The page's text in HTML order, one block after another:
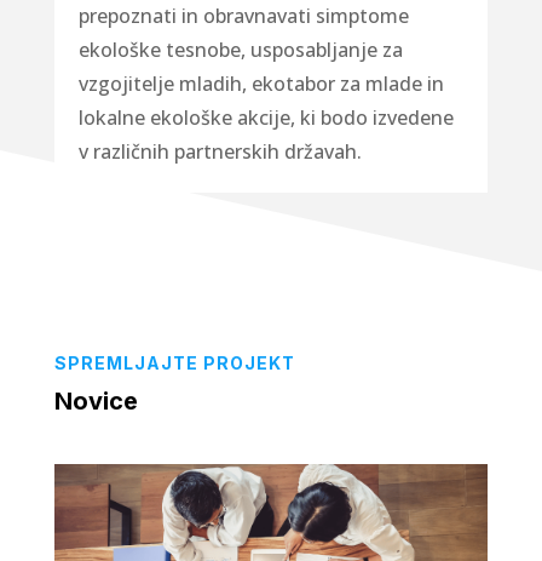
prepoznati in obravnavati simptome
ekološke tesnobe, usposabljanje za
vzgojitelje mladih, ekotabor za mlade in
lokalne ekološke akcije, ki bodo izvedene
v različnih partnerskih državah.
SPREMLJAJTE PROJEKT
Novice